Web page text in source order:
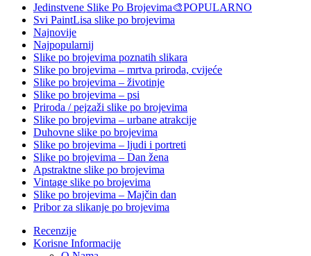
Jedinstvene Slike Po Brojevima🎨POPULARNO
Svi PaintLisa slike po brojevima
Najnovije
Najpopularnij
Slike po brojevima poznatih slikara
Slike po brojevima – mrtva priroda, cvijeće
Slike po brojevima – životinje
Slike po brojevima – psi
Priroda / pejzaži slike po brojevima
Slike po brojevima – urbane atrakcije
Duhovne slike po brojevima
Slike po brojevima – ljudi i portreti
Slike po brojevima – Dan žena
Apstraktne slike po brojevima
Vintage slike po brojevima
Slike po brojevima – Majčin dan
Pribor za slikanje po brojevima
Recenzije
Korisne Informacije